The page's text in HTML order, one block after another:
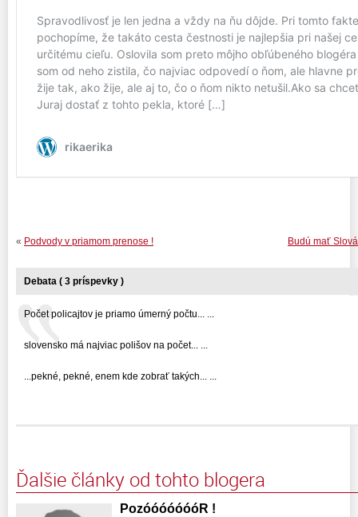
Budú mať
« Podvody v priamom prenose !
Debata ( 3 príspevky )
Počet policajtov je priamo úmerný počtu... ...
slovensko má najviac polišov na počet... ...
...pekné, pekné, enem kde zobrať takých... ...
Ďalšie články od tohto blogera
PozóóóóóóóR !